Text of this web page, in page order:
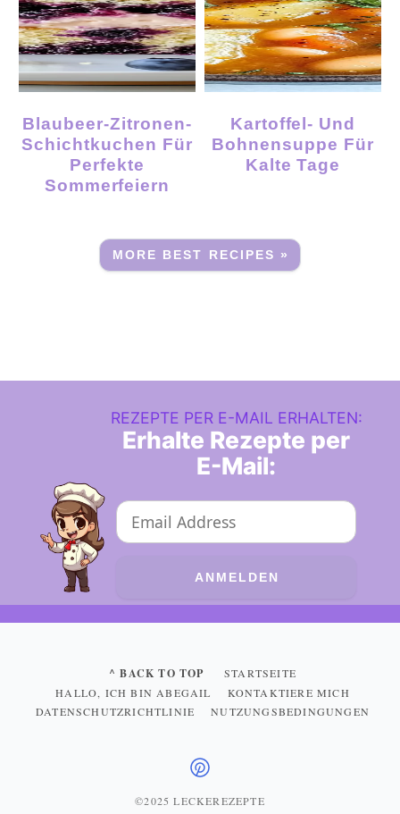
Blaubeer-Zitronen-
Schichtkuchen Für
Perfekte
Sommerfeiern
Kartoffel- Und
Bohnensuppe Für
Kalte Tage
MORE BEST RECIPES »
REZEPTE PER E-MAIL ERHALTEN:
Erhalte Rezepte per
E-Mail:
^ BACK TO TOP
STARTSEITE
HALLO, ICH BIN ABEGAIL
KONTAKTIERE MICH
DATENSCHUTZRICHTLINIE
NUTZUNGSBEDINGUNGEN
©2025 LECKEREZEPTE